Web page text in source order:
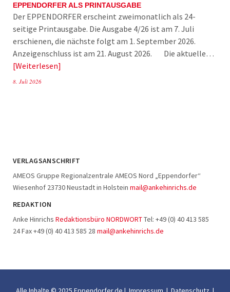
EPPENDORFER ALS PRINTAUSGABE
Der EPPENDORFER erscheint zweimonatlich als 24-
seitige Printausgabe. Die Ausgabe 4/26 ist am 7. Juli
erschienen, die nächste folgt am 1. September 2026.
Anzeigenschluss ist am 21. August 2026. Die aktuelle…
Weiterlesen
8. Juli 2026
VERLAGSANSCHRIFT
AMEOS Gruppe Regionalzentrale AMEOS Nord „Eppendorfer“
Wiesenhof 23730 Neustadt in Holstein mail@ankehinrichs.de
REDAKTION
Anke Hinrichs Redaktionsbüro NORDWORTTel: +49 (0) 40 413 585
24 Fax +49 (0) 40 413 585 28 mail@ankehinrichs.de